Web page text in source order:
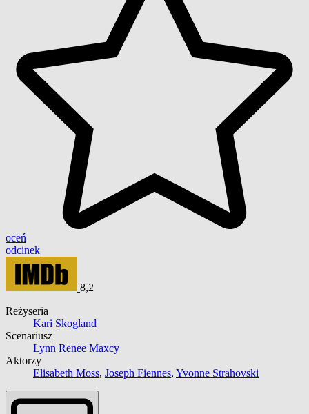
oceń
odcinek
8,2
Reżyseria
Kari Skogland
Scenariusz
Lynn Renee Maxcy
Aktorzy
Elisabeth Moss, Joseph Fiennes, Yvonne Strahovski